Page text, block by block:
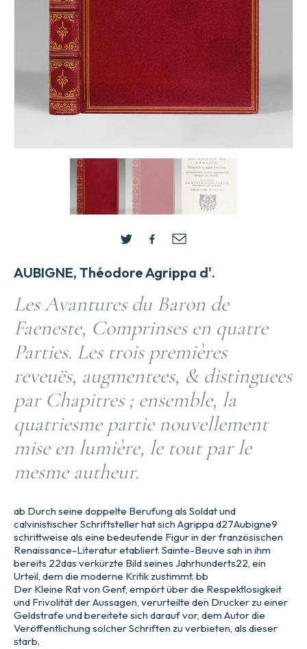
AUBIGNE, Théodore Agrippa d'.
Les Avantures du Baron de
Faeneste, Comprinses en quatre
Parties. Les trois premières
reveuës, augmentees, & distinguees
par Chapitres ; ensemble, la
quatriesme partie nouvellement
mise en lumière, le tout par le
mesme autheur.
ab Durch seine doppelte Berufung als Soldat und
calvinistischer Schriftsteller hat sich Agrippa d27Aubigne9
schrittweise als eine bedeutende Figur in der französischen
Renaissance-Literatur etabliert. Sainte-Beuve sah in ihm
bereits 22das verkürzte Bild seines Jahrhunderts22, ein
Urteil, dem die moderne Kritik zustimmt. bb
Der Kleine Rat von Genf, empört über die Respektlosigkeit
und Frivolität der Aussagen, verurteilte den Drucker zu einer
Geldstrafe und bereitete sich darauf vor, dem Autor die
Veröffentlichung solcher Schriften zu verbieten, als dieser
starb.